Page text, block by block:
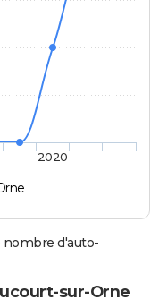
2020
d'auto-
sur-Orne